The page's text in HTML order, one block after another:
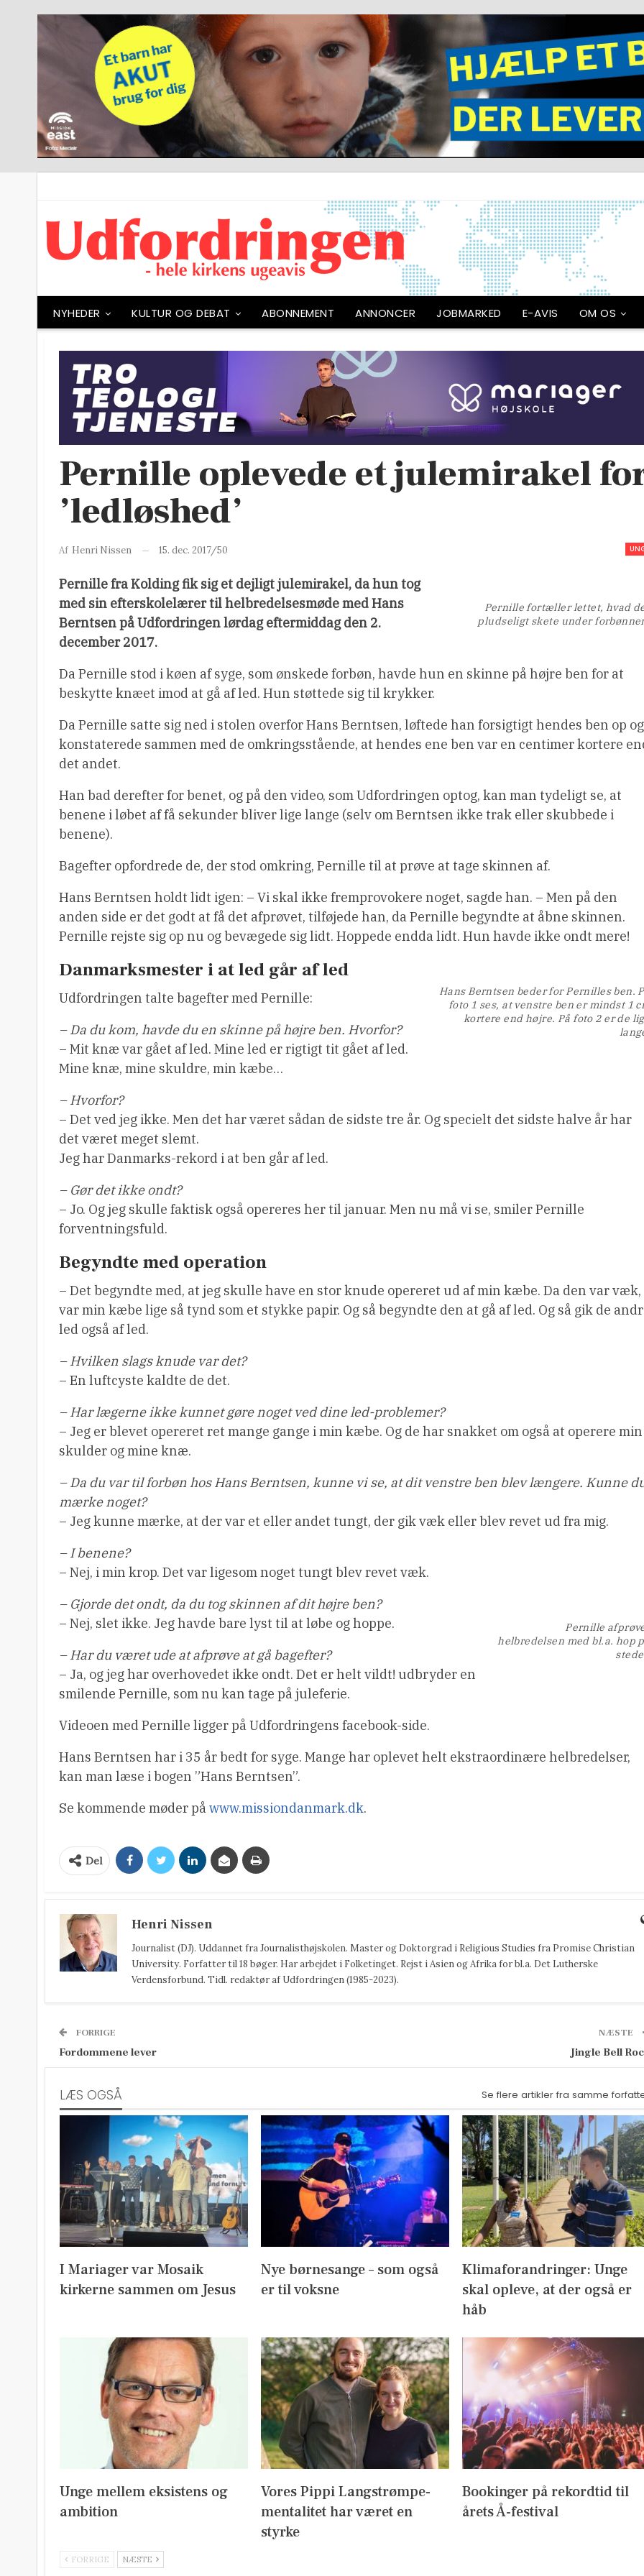
NYHEDER KULTUR OG DEBAT ABONNEMENT ANNONCER JOBMARKED E-AVIS OM OS
Pernille oplevede et julemirakel
’ledløshed’
Af Henri Nissen 15. dec. 2017/50
Pernille fortæller lettet, hvad
pludseligt skete under
Pernille fra Kolding fik sig et dejligt julemirakel, da hun tog
med sin efterskolelærer til helbredelsesmøde med Hans
Berntsen på Udfordringen lørdag eftermiddag den 2.
december 2017.
Da Pernille stod i køen af syge, som ønskede forbøn, havde hun en skinne på højre ben for at
beskytte knæet imod at gå af led. Hun støttede sig til krykker.
Da Pernille satte sig ned i stolen overfor Hans Berntsen, løftede han forsigtigt hendes ben op og
konstaterede sammen med de omkringsstående, at hendes ene ben var en centimer kortere
det andet.
Han bad derefter for benet, og på den video, som Udfordringen optog, kan man tydeligt se, at
benene i løbet af få sekunder bliver lige lange (selv om Berntsen ikke trak eller skubbede i
benene).
Bagefter opfordrede de, der stod omkring, Pernille til at prøve at tage skinnen af.
Hans Berntsen holdt lidt igen: – Vi skal ikke fremprovokere noget, sagde han. – Men på den
anden side er det godt at få det afprøvet, tilføjede han, da Pernille begyndte at åbne skinnen.
Pernille rejste sig op nu og bevægede sig lidt. Hoppede endda lidt. Hun havde ikke ondt mere!
Hans Berntsen beder for Pernilles ben.
foto 1 ses, at venstre ben er mindst 1
kortere end højre. På foto 2 er de
Danmarksmester i at led går af led
Udfordringen talte bagefter med Pernille:
– Da du kom, havde du en skinne på højre ben. Hvorfor?
– Mit knæ var gået af led. Mine led er rigtigt tit gået af led.
Mine knæ, mine skuldre, min kæbe…
– Hvorfor?
– Det ved jeg ikke. Men det har været sådan de sidste tre år. Og specielt det sidste halve år har
det været meget slemt.
Jeg har Danmarks-rekord i at ben går af led.
– Gør det ikke ondt?
– Jo. Og jeg skulle faktisk også opereres her til januar. Men nu må vi se, smiler Pernille
forventningsfuld.
Begyndte med operation
– Det begyndte med, at jeg skulle have en stor knude opereret ud af min kæbe. Da den var væk,
var min kæbe lige så tynd som et stykke papir. Og så begyndte den at gå af led. Og så gik de
led også af led.
– Hvilken slags knude var det?
– En luftcyste kaldte de det.
– Har lægerne ikke kunnet gøre noget ved dine led-problemer?
– Jeg er blevet opereret ret mange gange i min kæbe. Og de har snakket om også at operere min
skulder og mine knæ.
– Da du var til forbøn hos Hans Berntsen, kunne vi se, at dit venstre ben blev længere. Kunne
mærke noget?
– Jeg kunne mærke, at der var et eller andet tungt, der gik væk eller blev revet ud fra mig.
– I benene?
– Nej, i min krop. Det var ligesom noget tungt blev revet væk.
Pernille
helbredelsen med bl.a. hop
– Gjorde det ondt, da du tog skinnen af dit højre ben?
– Nej, slet ikke. Jeg havde bare lyst til at løbe og hoppe.
– Har du været ude at afprøve at gå bagefter?
– Ja, og jeg har overhovedet ikke ondt. Det er helt vildt! udbryder en
smilende Pernille, som nu kan tage på juleferie.
Videoen med Pernille ligger på Udfordringens facebook-side.
Hans Berntsen har i 35 år bedt for syge. Mange har oplevet helt ekstraordinære helbredelser,
kan man læse i bogen ”Hans Berntsen”.
Se kommende møder påwww.missiondanmark.dk.
Del
Henri Nissen
Journalist (DJ). Uddannet fra Journalisthøjskolen. Master og Doktorgrad i Religious Studies fra Promise Christian
University. Forfatter til 18 bøger. Har arbejdet i Folketinget. Rejst i Asien og Afrika for bl.a. Det Lutherske
Verdensforbund. Tidl. redaktør af Udfordringen (1985-2023).
FORRIGE
Fordommene lever
NÆSTE
Jingle Bell
LÆS OGSÅ Se flere artikler fra samme
I Mariager var Mosaik
kirkerne sammen om Jesus
Nye børnesange – som også
er til voksne
Klimaforandringer: Unge
skal opleve, at der også er
håb
Unge mellem eksistens og
ambition
Vores Pippi Langstrømpe-
mentalitet har været en
styrke
Bookinger på rekordtid til
årets Å-festival
FORRIGE NÆSTE